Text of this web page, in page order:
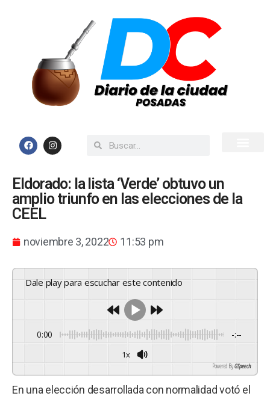
Eldorado: la lista ‘Verde’ obtuvo un
amplio triunfo en las elecciones de la
CEEL
noviembre 3, 2022 11:53 pm
Dale play para escuchar este contenido
0:00 -:--
1x
Powered By GSpeech
En una elección desarrollada con normalidad votó el